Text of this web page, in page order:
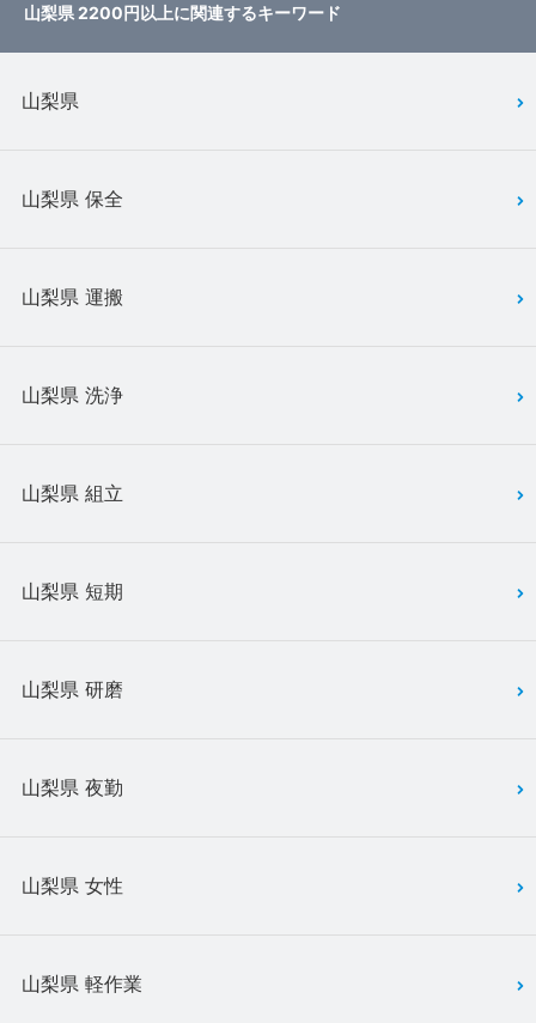
山梨県 2200円以上に関連するキーワード
山梨県
山梨県 保全
山梨県 運搬
山梨県 洗浄
山梨県 組立
山梨県 短期
山梨県 研磨
山梨県 夜勤
山梨県 女性
山梨県 軽作業